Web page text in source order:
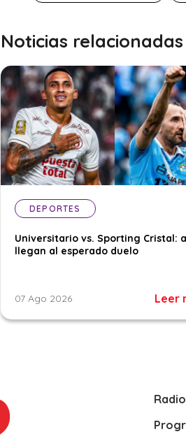
Noticias relacionadas
DEPORTES
Universitario vs. Sporting Cristal:
llegan al esperado duelo
07 Ago 2026 Leer